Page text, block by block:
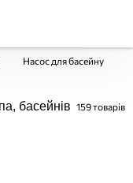
Насос для басейну
басейнів 159товарів